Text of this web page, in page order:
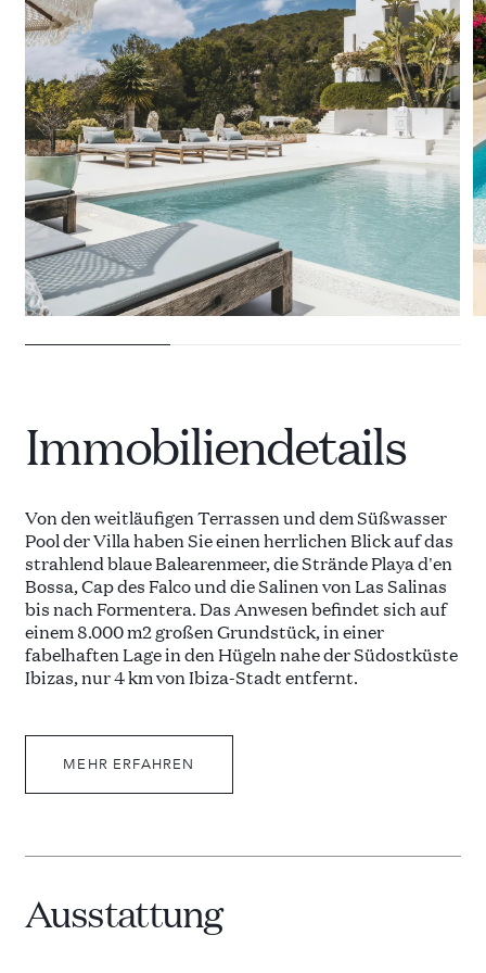
28 VILLEN ZU VERMIETEN
Immobiliendetails
Von den weitläufigen Terrassen und dem Süßwasser
Pool der Villa haben Sie einen herrlichen Blick auf das
strahlend blaue Balearenmeer, die Strände Playa d'en
Bossa, Cap des Falco und die Salinen von Las Salinas
bis nach Formentera. Das Anwesen befindet sich auf
einem 8.000 m2 großen Grundstück, in einer
fabelhaften Lage in den Hügeln nahe der Südostküste
Ibizas, nur 4 km von Ibiza-Stadt entfernt.
Tagsüber können Sie auf einer der Liegen die Sonne
genießen oder sich unter Sonnenschirmen auf den
palmengesäumte Gärten, Rasenflächen und schattige
Haus, auf einer oberen Terrasse, befindet sich ein
Essbereich im Freien mit Grill für acht Personen.
MEHR ERFAHREN
Ausstattung